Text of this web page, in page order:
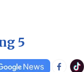
Infographic
5